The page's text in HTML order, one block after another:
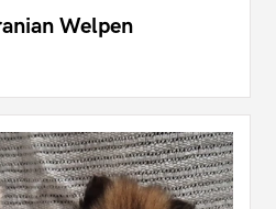
Welpen